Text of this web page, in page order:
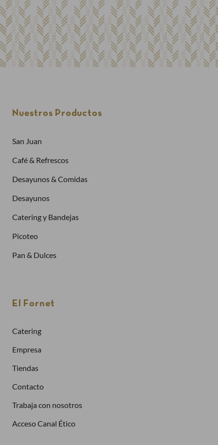
Nuestros Productos
San Juan
Café & Refrescos
Desayunos & Comidas
Desayunos
Catering y Bandejas
Picoteo
Pan & Dulces
El Fornet
Catering
Empresa
Tiendas
Contacto
Trabaja con nosotros
Acceso Canal Ético
cuenta
Comprar más rápidamente
Ya tengo cuenta